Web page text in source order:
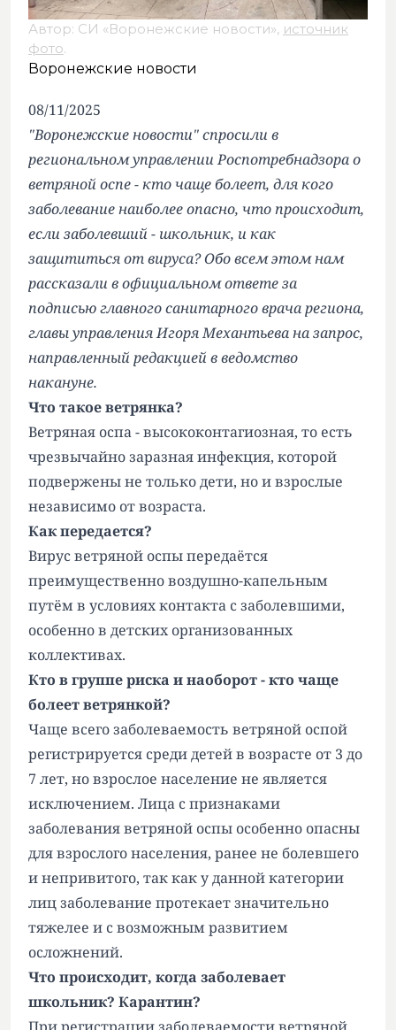
Автор: СИ «Воронежские новости», источник
фото.
Воронежские новости
08/11/2025
"Воронежские новости" спросили в
региональном управлении Роспотребнадзора о
ветряной оспе - кто чаще болеет, для кого
заболевание наиболее опасно, что происходит,
если заболевший - школьник, и как
защититься от вируса? Обо всем этом нам
рассказали в официальном ответе за
подписью главного санитарного врача региона,
главы управления Игоря Механтьева на запрос,
направленный редакцией в ведомство
накануне.
Что такое ветрянка?
Ветряная оспа - высококонтагиозная, то есть
чрезвычайно заразная инфекция, которой
подвержены не только дети, но и взрослые
независимо от возраста.
Как передается?
Вирус ветряной оспы передаётся
преимущественно воздушно-капельным
путём в условиях контакта с заболевшими,
особенно в детских организованных
коллективах.
Кто в группе риска и наоборот - кто чаще
болеет ветрянкой?
Чаще всего заболеваемость ветряной оспой
регистрируется среди детей в возрасте от 3 до
7 лет, но взрослое население не является
исключением. Лица с признаками
заболевания ветряной оспы особенно опасны
для взрослого населения, ранее не болевшего
и непривитого, так как у данной категории
лиц заболевание протекает значительно
тяжелее и с возможным развитием
осложнений.
Что происходит, когда заболевает
школьник? Карантин?